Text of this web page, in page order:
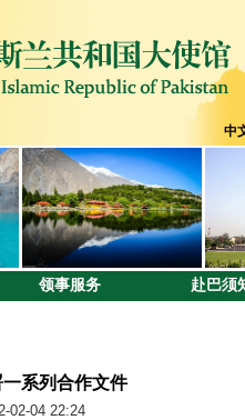
中
领事服务 赴巴须
系列合作文件
02-04 22:24